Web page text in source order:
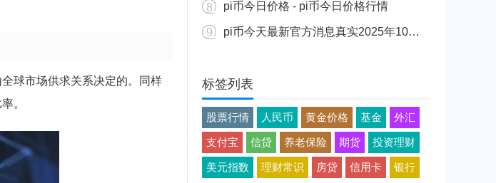
球市场供求关系决定的。同样
。
pi币今日价格 - pi币今日价格行情
pi币今天最新官方消息真实2025年10月 派币今天最新消息介绍
标签列表
股票行情 人民币 黄金价格 基金 外汇
支付宝 信贷 养老保险 期货 投资理财
美元指数 理财常识 房贷 信用卡 银行